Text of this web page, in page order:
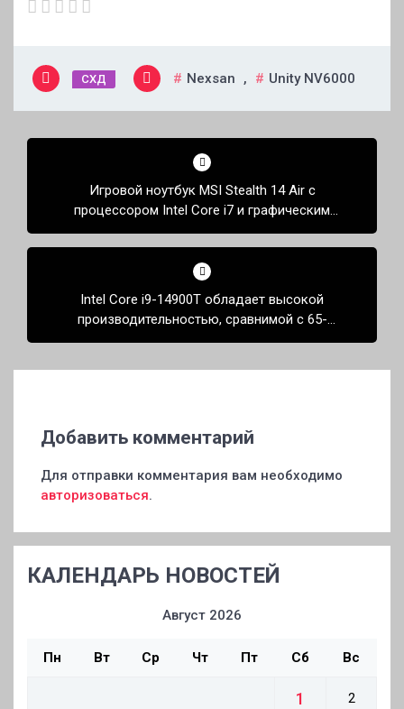
СХД Nexsan , Unity NV6000
Навигация
записямИгровой ноутбук MSI Stealth 14 Air с
процессором Intel Core i7 и графическим
адаптером RTX 40 стал доступен для покупки
Intel Core i9-14900T обладает высокой
производительностью, сравнимой с 65-
ваттным AMD Ryzen 9 7900
Добавить комментарий
Для отправки комментария вам необходимо
авторизоваться.
КАЛЕНДАРЬ НОВОСТЕЙ
Август 2026
Пн Вт Ср Чт Пт Сб Вс
1 2